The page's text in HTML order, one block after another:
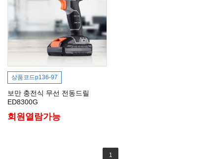
상품코드p136-97
보만 충전식 무선 전동드릴
ED8300G
회원열람가능
1